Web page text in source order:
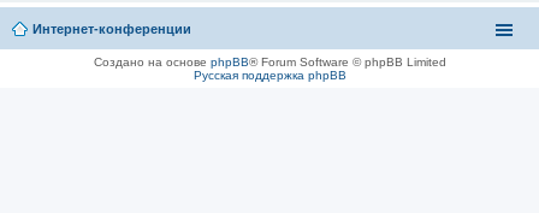
Интернет-конференции
Создано на основе phpBB® Forum Software © phpBB Limited
Русская поддержка phpBB